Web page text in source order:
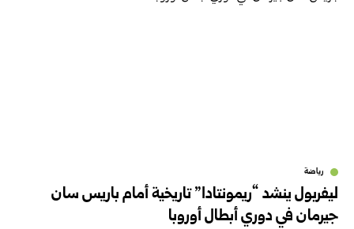
رياضة
ليفربول ينشد “ريمونتادا” تاريخية أمام باريس سان
جيرمان في دوري أبطال أوروبا